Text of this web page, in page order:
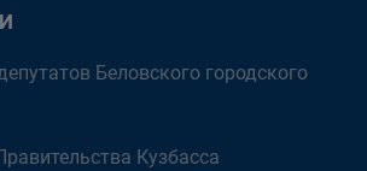
Беловского городского
Кузбасса